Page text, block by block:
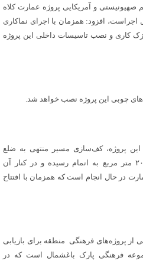
و آمریکایی پروژه عمارت کلاه
افزود: همزمان با اجرای نماکاری
کاری و نصب تاسیسات داخلی این پروژه
چوبی این پروژه نصب خواهد شد.
این پروژه، کف‌سازی مسیر منتهی به ضلع
جنوبی عمارت کلاه‌فرنگی نیز در۲۰۰۰۰ متر مربع به اتمام رسیده و در کنار آن
در حال انجام است که همزمان با افتتاح
از پروژه‌های فرهنگی منطقه برای بازیابی
فرهنگی پارک باغشمال است که در